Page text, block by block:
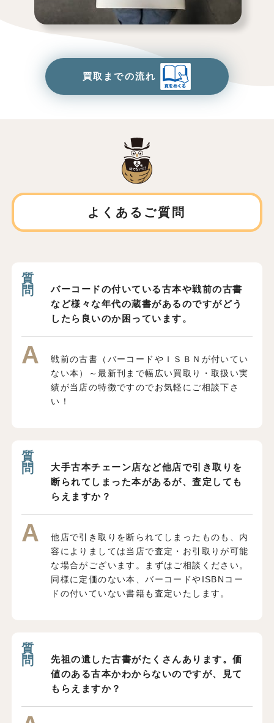
買取までの流れ
よくあるご質問
バーコードの付いている古本や戦前の古書
など様々な年代の蔵書があるのですがどう
したら良いのか困っています。
戦前の古書（バーコードやＩＳＢＮが付いてい
ない本）～最新刊まで幅広い買取り・取扱い実
績が当店の特徴ですのでお気軽にご相談下さ
い！
大手古本チェーン店など他店で引き取りを
断られてしまった本があるが、査定しても
らえますか？
他店で引き取りを断られてしまったものも、内
容によりましては当店で査定・お引取りが可能
な場合がございます。まずはご相談ください。
同様に定価のない本、バーコードやISBNコー
ドの付いていない書籍も査定いたします。
先祖の遺した古書がたくさんあります。価
値のある古本かわからないのですが、見て
もらえますか？